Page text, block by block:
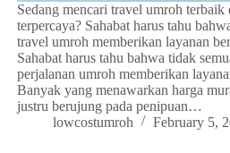
Sedang mencari travel umroh terbaik
terpercaya? Sahabat harus tahu
travel umroh memberikan layanan
Sahabat harus tahu bahwa tidak
perjalanan umroh memberikan
Banyak yang menawarkan harga
justru berujung pada penipuan…
lowcostumroh
February 5,